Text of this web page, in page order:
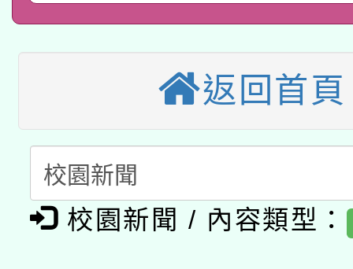
接種對象擴大為「滿6
接種之民眾」措施，
月28日止
業技術研究院辦理「
用水績優單位及節水達
115年8月22日(星期六
桃園市孔廟祈福系列
開 智慧啟航」
2026年桃園地景藝術
「2026桃園藝術巡演
關事宜
轉知教育部國民及學前
國立臺灣師範大學辦理
年度健康促進學校輔導
函轉國家教育研究院中
原住民族教育政策研討
轉知教育部國民及學前
返回首頁
校園新聞 / 內容類型：